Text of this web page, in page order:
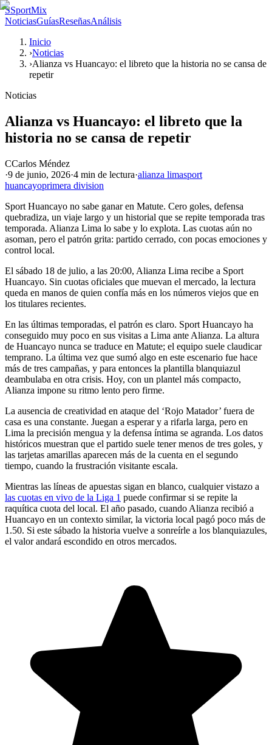
SSportMix
NoticiasGuíasReseñasAnálisis
Inicio
›Noticias
›Alianza vs Huancayo: el libreto que la historia no se cansa de
repetir
Noticias
Alianza vs Huancayo: el libreto que la
historia no se cansa de repetir
CCarlos Méndez
·9 de junio, 2026·4 min de lectura·alianza limasport
huancayoprimera division
Sport Huancayo no sabe ganar en Matute. Cero goles, defensa
quebradiza, un viaje largo y un historial que se repite temporada tras
temporada. Alianza Lima lo sabe y lo explota. Las cuotas aún no
asoman, pero el patrón grita: partido cerrado, con pocas emociones y
control local.
El sábado 18 de julio, a las 20:00, Alianza Lima recibe a Sport
Huancayo. Sin cuotas oficiales que muevan el mercado, la lectura
queda en manos de quien confía más en los números viejos que en
los titulares recientes.
En las últimas temporadas, el patrón es claro. Sport Huancayo ha
conseguido muy poco en sus visitas a Lima ante Alianza. La altura
de Huancayo nunca se traduce en Matute; el equipo suele claudicar
temprano. La última vez que sumó algo en este escenario fue hace
más de tres campañas, y para entonces la plantilla blanquiazul
deambulaba en otra crisis. Hoy, con un plantel más compacto,
Alianza impone su ritmo lento pero firme.
La ausencia de creatividad en ataque del ‘Rojo Matador’ fuera de
casa es una constante. Juegan a esperar y a rifarla larga, pero en
Lima la precisión mengua y la defensa íntima se agranda. Los datos
históricos muestran que el partido suele tener menos de tres goles, y
las tarjetas amarillas aparecen más de la cuenta en el segundo
tiempo, cuando la frustración visitante escala.
Mientras las líneas de apuestas sigan en blanco, cualquier vistazo a
las cuotas en vivo de la Liga 1 puede confirmar si se repite la
raquítica cuota del local. El año pasado, cuando Alianza recibió a
Huancayo en un contexto similar, la victoria local pagó poco más de
1.50. Si este sábado la historia vuelve a sonreírle a los blanquiazules,
el valor andará escondido en otros mercados.